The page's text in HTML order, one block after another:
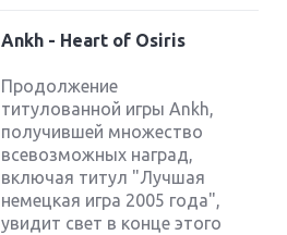
Ankh - Heart of Osiris
Продолжение
титулованной игры Ankh,
получившей множество
всевозможных наград,
включая титул "Лучшая
немецкая игра 2005 года",
увидит свет в конце этого